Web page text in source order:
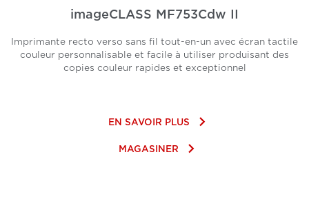
imageCLASS MF753Cdw II
Imprimante recto verso sans fil tout-en-un avec écran tactile
couleur personnalisable et facile à utiliser produisant des
copies couleur rapides et exceptionnel
EN SAVOIR PLUS keyboard_arrow_right
MAGASINER keyboard_arrow_right